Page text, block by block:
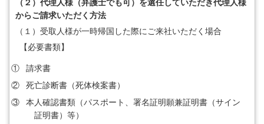
（２）代理人様（弁護士でも可）を選任していただき代理人様
からご請求いただく方法
（１） 受取人様が一時帰国した際にご来社いただく場合
【必要書類】
①
請求書
②
死亡診断書（死体検案書）
③
本人確認書類（パスポート、署名証明願兼証明書（サイン
証明書）等）